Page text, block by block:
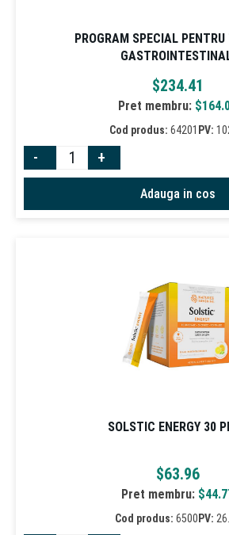
PROGRAM SPECIAL
$234.41
Pret membru: $
Cod produs: 64201 PV:
- +
Adauga in cos
SOLSTIC ENERGY 30
$63.96
Pret membru: $
Cod produs: 6500 PV: